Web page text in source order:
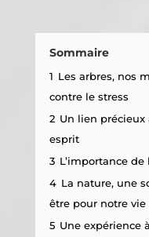
Sommaire
1 Les arbres, nos
contre le stress
2 Un lien précieux
esprit
3 L’importance
4 La nature, une
être pour notre vie
5 Une expérience